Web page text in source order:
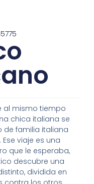
al mismo tiempo
chica italiana se
de familia italiana
Ese viaje es una
que le esperaba,
descubre una
dividida en